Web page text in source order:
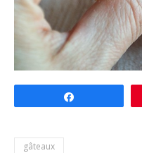
gâteaux